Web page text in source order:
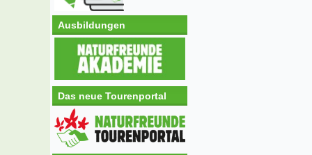
Ausbildungen
Das neue Tourenportal